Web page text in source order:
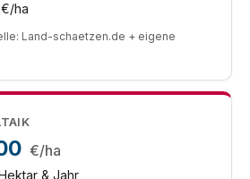
ha
Land-schaetzen.de + eigene
€/ha
& Jahr